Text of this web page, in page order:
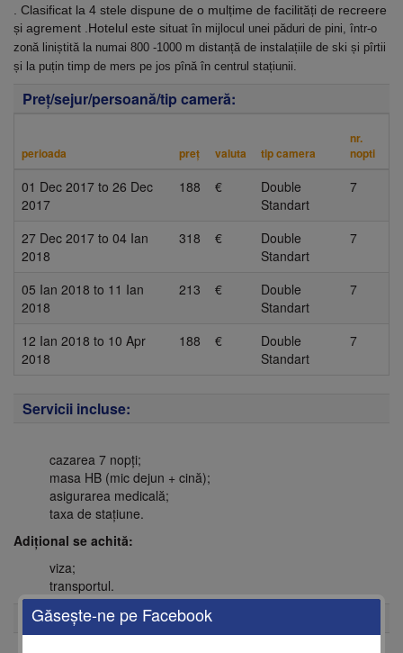
. Clasificat la 4 stele dispune de o mulțime de facilități de recreere
și agrement .Hotelul este situat în mijlocul unei păduri de pini, într-o
zonă liniștită la numai 800 -1000 m distanță de instalațiile de ski și pîrtii
și la puțin timp de mers pe jos pînă în centrul stațiunii.
Preţ/sejur/persoană/tip cameră:
perioada preţ valuta tip camera
nr.
nopti
01 Dec 2017 to 26 Dec
2017
188 €
Double
Standart
7
27 Dec 2017 to 04 Ian
2018
318 €
Double
Standart
7
05 Ian 2018 to 11 Ian
2018
213 €
Double
Standart
7
12 Ian 2018 to 10 Apr
2018
188 €
Double
Standart
7
Servicii incluse:
cazarea 7 nopţi;
masa HB (mic dejun + cină);
asigurarea medicală;
taxa de staţiune.
Adiţional se achită:
viza;
transportul.
Remarcă:
Găseşte-ne pe Facebook